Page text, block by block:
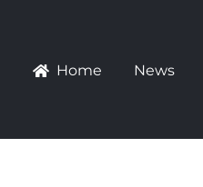
Home News